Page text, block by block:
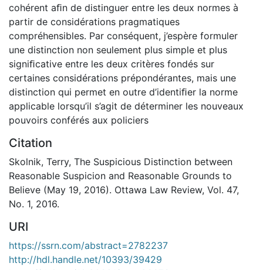
cohérent aﬁn de distinguer entre les deux normes à
partir de considérations pragmatiques
compréhensibles. Par conséquent, j’espère formuler
une distinction non seulement plus simple et plus
signiﬁcative entre les deux critères fondés sur
certaines considérations prépondérantes, mais une
distinction qui permet en outre d’identiﬁer la norme
applicable lorsqu’il s’agit de déterminer les nouveaux
pouvoirs conférés aux policiers
Citation
Skolnik, Terry, The Suspicious Distinction between
Reasonable Suspicion and Reasonable Grounds to
Believe (May 19, 2016). Ottawa Law Review, Vol. 47,
No. 1, 2016.
URI
https://ssrn.com/abstract=2782237
http://hdl.handle.net/10393/39429